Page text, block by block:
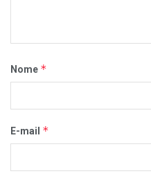
Nome *
E-mail *